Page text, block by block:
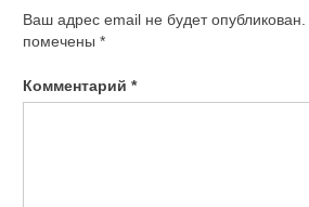
Ваш адрес email не будет опубликован.
помечены *
Комментарий *